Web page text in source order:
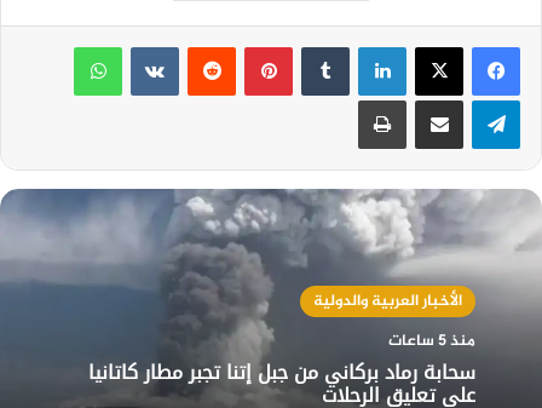
لينكدإن بينتيريست
واتساب
تيلقرام مشاركة عبر البريد طباعة
الأخبار العربية والدولية
منذ 5 ساعات
سحابة رماد بركاني من جبل إتنا تجبر مطار كاتانيا
على تعليق الرحلات